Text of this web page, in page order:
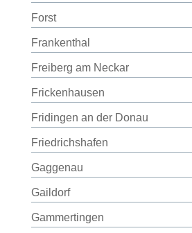
Forst
Frankenthal
Freiberg am Neckar
Frickenhausen
Fridingen an der Donau
Friedrichshafen
Gaggenau
Gaildorf
Gammertingen